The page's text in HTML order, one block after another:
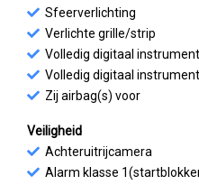
Sfeerverlichting
Verlichte grille/strip
Volledig digitaal
Volledig digitaal
Zij airbag(s) voor
Veiligheid
Achteruitrijcamera
Alarm klasse